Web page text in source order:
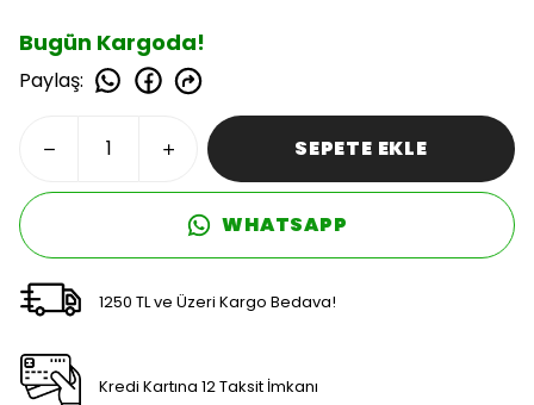
Bugün Kargoda!
Paylaş:
SEPETE EKLE
WHATSAPP
1250 TL ve Üzeri Kargo Bedava!
Kredi Kartına 12 Taksit İmkanı